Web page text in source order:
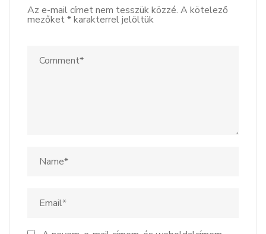
Az e-mail címet nem tesszük közzé. A kötelező
mezőket*karakterrel jelöltük